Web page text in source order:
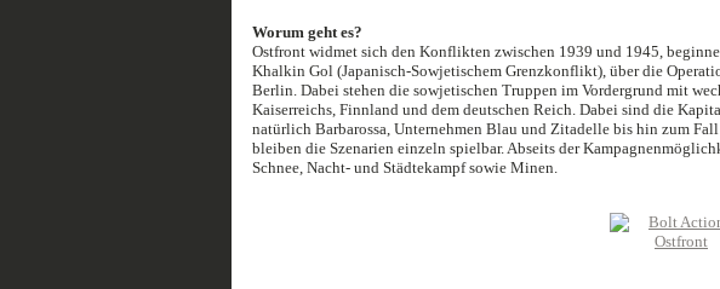
Worum geht es?
Ostfront widmet sich den Konflikten zwischen 1939 und 1945,
Khalkin Gol (Japanisch-Sowjetischem Grenzkonflikt), über die
Berlin. Dabei stehen die sowjetischen Truppen im Vordergrund mit
Kaiserreichs, Finnland und dem deutschen Reich. Dabei sind die
natürlich Barbarossa, Unternehmen Blau und Zitadelle bis hin zum
bleiben die Szenarien einzeln spielbar. Abseits der
Schnee, Nacht- und Städtekampf sowie Minen.